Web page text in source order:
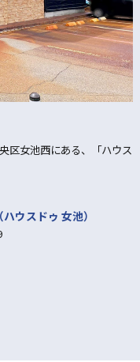
区女池西にある、「ハウス
ウスドゥ 女池）